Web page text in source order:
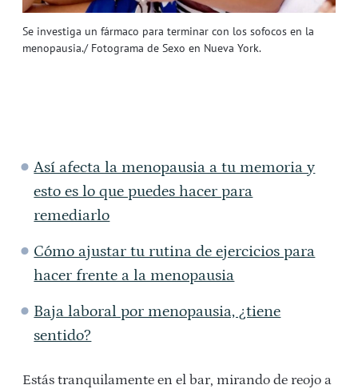
Se investiga un fármaco para terminar con los sofocos en la
menopausia./ Fotograma de Sexo en Nueva York.
Así afecta la menopausia a tu memoria y
esto es lo que puedes hacer para
remediarlo
Cómo ajustar tu rutina de ejercicios para
hacer frente a la menopausia
Baja laboral por menopausia, ¿tiene
sentido?
Estás tranquilamente en el bar, mirando de reojo a